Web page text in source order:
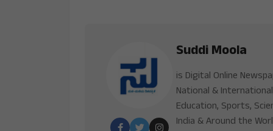
Suddi Moola
is Digital Online
National &
Education, Sports,
India & Around the